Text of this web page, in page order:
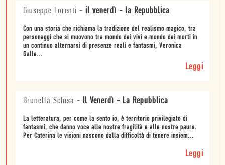
Giuseppe Lorenti - il venerdì - la Repubblica
Con una storia che richiama la tradizione del realismo magico, tra
personaggi che si muovono tra mondo dei vivi e mondo dei morti in
un continuo alternarsi di presenze reali e fantasmi, Veronica
Galle...
Leggi
Brunella Schisa - Il Venerdì - La Repubblica
La letteratura, per come la sento io, è territorio privilegiato di
fantasmi, che danno voce alle nostre fragilità e alle nostre paure.
Per Caterina le visioni nascono dalla difficoltà di tenere insiem...
Leggi